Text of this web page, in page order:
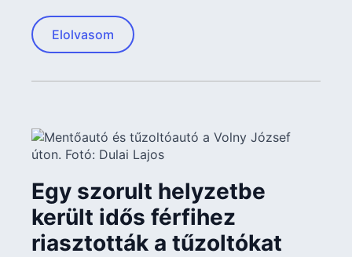
Elolvasom
Egy szorult helyzetbe
került idős férfihez
riasztották a tűzoltókat